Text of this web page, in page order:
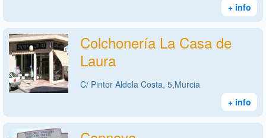
+ info
Colchonería La Casa de
Laura
C/ Pintor Aldela Costa, 5,Murcia
+ info